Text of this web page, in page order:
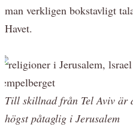
man verkligen bokstavligt
Havet.
Till skillnad från Tel Aviv är
högst påtaglig i Jerusalem